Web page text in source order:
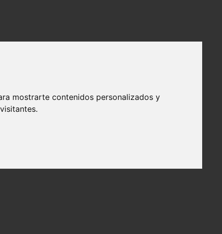
mostrarte contenidos personalizados y